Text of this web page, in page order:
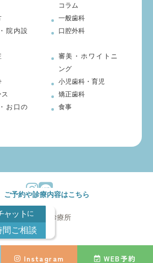
Instagram WEB予約
コラム
一般歯科
院内設
口腔外科
審美・ホワイトニ
ング
小児歯科・育児
矯正歯科
お口の
食事
© 玄和堂歯科診療所
ご予約や診療内容はこちら
ャットに
間ご相談